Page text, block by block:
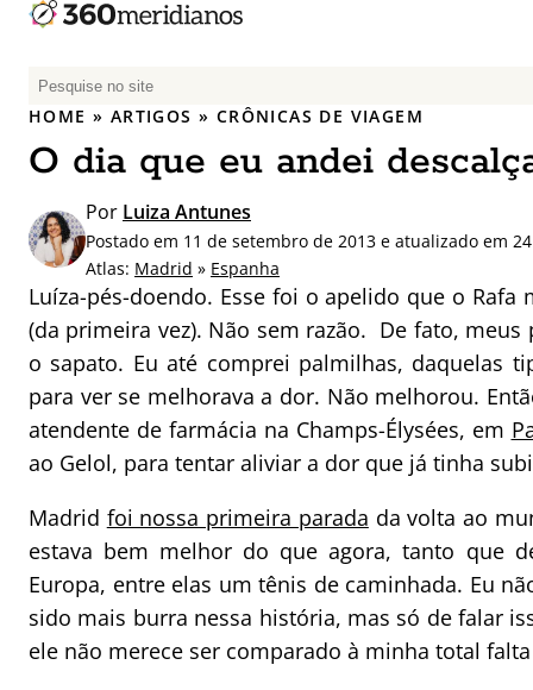
P
e
q
i
s
r
p
o
r
:
HOME » ARTIGOS » CRÔNICAS DE VIAGEM
O dia que eu andei
Por Luiza Antunes
Postado em 11 de setembro de 2013 e atualizado em
Atlas: Madrid » Espanha
Luíza-pés-doendo. Esse foi o apelido que o
(da primeira vez). Não sem razão. De fato,
o sapato. Eu até comprei palmilhas, daquelas
para ver se melhorava a dor. Não melhorou.
atendente de farmácia na Champs-Élysées, em
ao Gelol, para tentar aliviar a dor que já tinha
Madrid foi nossa primeira parada da volta ao
estava bem melhor do que agora, tanto que
Europa, entre elas um tênis de caminhada. Eu
sido mais burra nessa história, mas só de falar
ele não merece ser comparado à minha total